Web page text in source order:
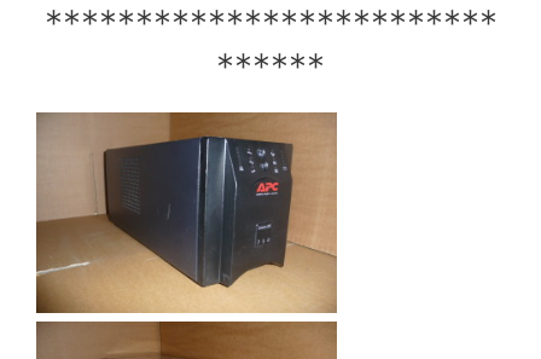
*************************
******